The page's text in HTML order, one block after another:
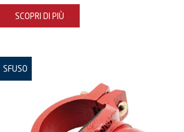
SCOPRI DI PIÙ
SFUSO